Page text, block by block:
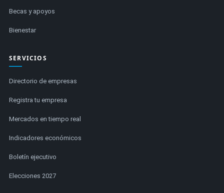
Becas y apoyos
Bienestar
SERVICIOS
Directorio de empresas
Registra tu empresa
Mercados en tiempo real
Indicadores económicos
Boletín ejecutivo
Elecciones 2027